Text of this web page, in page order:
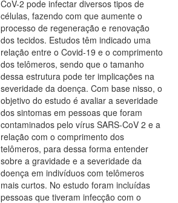
CoV-2 pode infectar diversos tipos de
células, fazendo com que aumente o
processo de regeneração e renovação
dos tecidos. Estudos têm indicado uma
relação entre o Covid-19 e o comprimento
dos telômeros, sendo que o tamanho
dessa estrutura pode ter implicações na
severidade da doença. Com base nisso, o
objetivo do estudo é avaliar a severidade
dos sintomas em pessoas que foram
contaminados pelo vírus SARS-CoV 2 e a
relação com o comprimento dos
telômeros, para dessa forma entender
sobre a gravidade e a severidade da
doença em indivíduos com telômeros
mais curtos. No estudo foram incluídas
pessoas que tiveram infecção com o